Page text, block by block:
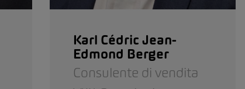
Karl Cédric Jean-
Edmond Berger
Consulente di vendita